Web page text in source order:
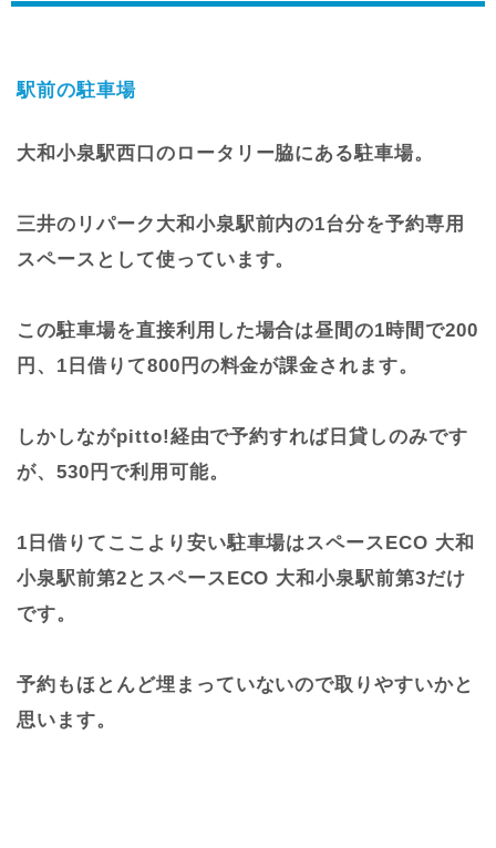
駅前の駐車場
大和小泉駅西口のロータリー脇にある駐車場。
三井のリパーク大和小泉駅前内の1台分を予約専用
スペースとして使っています。
この駐車場を直接利用した場合は昼間の1時間で200
円、1日借りて800円の料金が課金されます。
しかしながpitto!経由で予約すれば日貸しのみです
が、530円で利用可能。
1日借りてここより安い駐車場はスペースECO 大和
小泉駅前第2とスペースECO 大和小泉駅前第3だけ
です。
予約もほとんど埋まっていないので取りやすいかと
思います。